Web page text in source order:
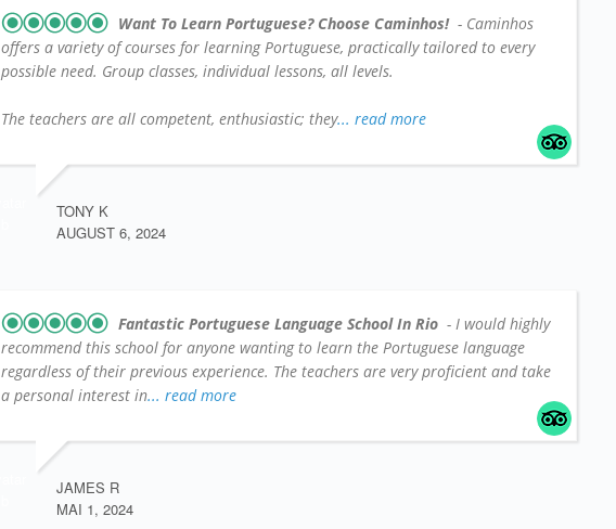
Want To Learn Portuguese? Choose Caminhos! - Caminhos
offers a variety of courses for learning Portuguese, practically tailored to every
possible need. Group classes, individual lessons, all levels.
The teachers are all competent, enthusiastic; they... read more
TONY K
AUGUST 6, 2024
Fantastic Portuguese Language School In Rio - I would highly
recommend this school for anyone wanting to learn the Portuguese language
regardless of their previous experience. The teachers are very proficient and take
a personal interest in... read more
JAMES R
MAI 1, 2024